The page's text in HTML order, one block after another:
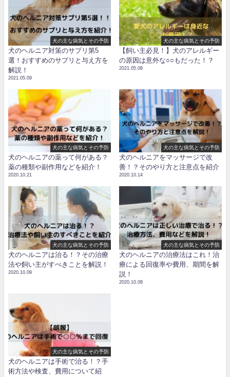
犬の主な病気とその予防
犬のヘルニア対策のサプリ第5
選！おすすめのサプリと与え方を
解説！
2021.05.09
犬の主な病気とその予防
【飼い主必見！】犬のアレルギー
の原因は意外な○○もだった！？
2021.05.08
犬の主な病気とその予防
犬のヘルニアの薬って何がある？
薬の種類や副作用などを紹介！
2020.10.21
犬の主な病気とその予防
犬のヘルニアをマッサージで改
善！？そのやり方と注意点を紹介
2020.10.14
犬の主な病気とその予防
犬のヘルニアは治る！？その治療
法や飼い主がすべきことを解説！
2020.10.09
犬の主な病気とその予防
犬のヘルニアの治療法はこれ！治
療による回復率や費用、期間を解
説！
2020.10.08
犬の主な病気とその予防
犬のヘルニアは手術で治る！？手
術方法や検査、費用について紹